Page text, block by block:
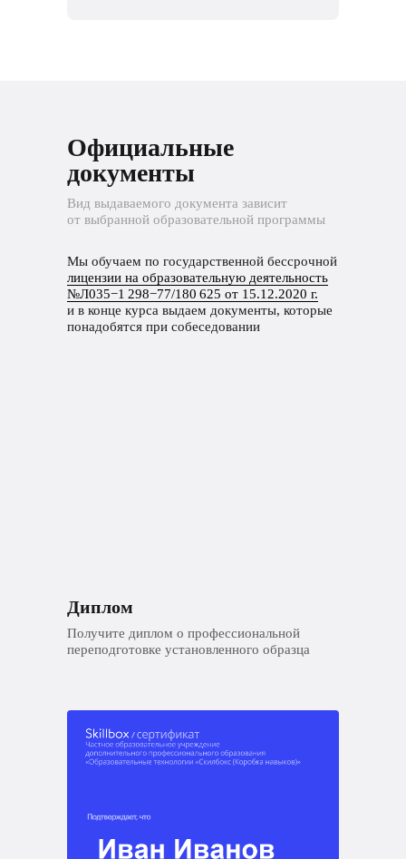
Вид выдаваемого документа зависит
от выбранной образовательной программы
Официальные
документы
Мы обучаем по государственной бессрочной
лицензии на образовательную деятельность
№Л035−1 298−77/180 625 от 15.12.2020 г.
и в конце курса выдаем документы, которые
понадобятся при собеседовании
Диплом
Получите диплом о профессиональной
переподготовке установленного образца